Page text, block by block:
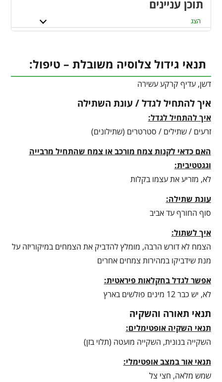
תוכן עניינים
הצג
תנאי גידול צלוסיה משובלת – טיפול:
דשן, עדיף קרקע עשירה
איך להתחיל לגדל / עונת השתילה
איך להתחיל לגדל:
זרעים / שתילים / סטרטרים (שתילונים)
האם כדאי לקנות צמח מורכב או צמח שהתחיל מרבייה
וגגטטיבית:
לא, מזריע את עצמו בקלות
עונת שתילה:
סוף החורף עד אביב
איך לשתול:
הצמח לא דורש הרבה, מומלץ להדביק את הצמחים במיקוריזה על
מנת שידביקו במהירות צמחים אחרים
אפשר לגדל בחקלאות פיראטית:
לא, יש כבר 12 מינים פולשים בארץ
תנאי תאורה והשקיה
תנאי השקיה אופטימלים:
השקייה בנונית, השקייה מועטה (תלוי בזן)
תנאי אור במצב אופטימלי:
שמש מלאה, חצי צל